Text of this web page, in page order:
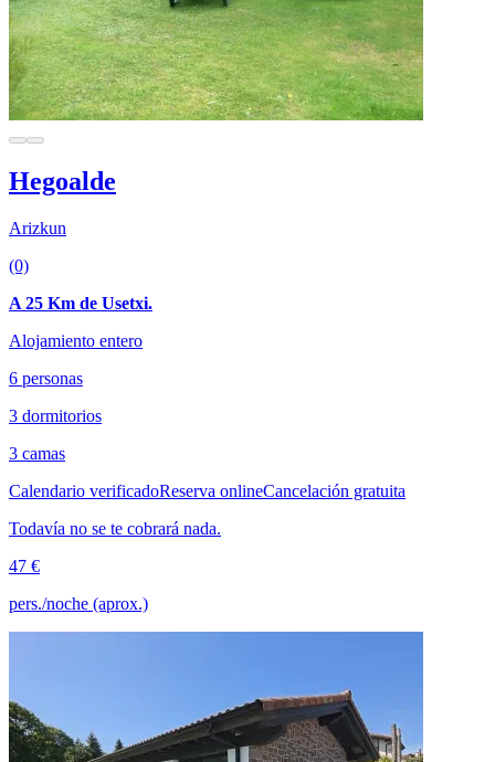
Hegoalde
Arizkun
(0)
A 25 Km de Usetxi.
Alojamiento entero
6 personas
3 dormitorios
3 camas
Calendario verificadoReserva onlineCancelación gratuita
Todavía no se te cobrará nada.
47 €
pers./noche (aprox.)